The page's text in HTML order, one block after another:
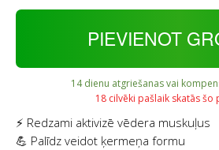
PIEVIENOT
14 dienu atgriešanas vai
18 cilvēki pašlaik skatās šo
⚡ Redzami aktivizē vēdera muskuļus
💪 Palīdz veidot ķermeņa formu